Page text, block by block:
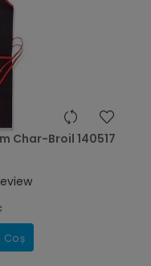
Char-Broil 140517
Coș